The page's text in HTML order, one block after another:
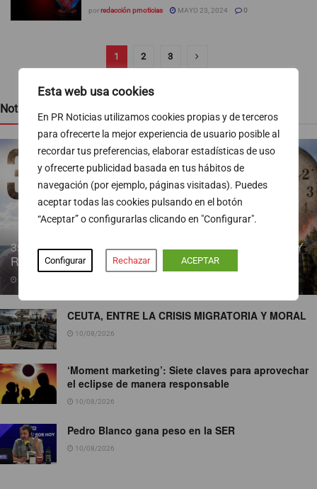
Esta web usa cookies
En PR Noticias utilizamos cookies propias y de terceros
para ofrecerte la mejor experiencia de usuario posible al
recordar tus preferencias, elaborar estadísticas de uso
y ofrecerte publicidad basada en tus hábitos de
navegación (por ejemplo, páginas visitadas). Puedes
aceptar todas las cookies pulsando en el botón
“Aceptar” o configurarlas clicando en "Configurar".
Configurar Rechazar ACEPTAR
porredacción prnoticias MAYO 23, 2024 0
1 2 3
Noticias recientes
35 DÍAS PARA PENSAR, REFLEXIONAR… PREPARAR Y
RECORDAR
CEUTA, ENTRE LA CRISIS MIGRATORIA Y MORAL
10/08/2026
‘Moment marketing’: Siete claves para aprovechar
el eclipse de manera responsable
10/08/2026
Pedro Blanco gana peso en la SER
10/08/2026